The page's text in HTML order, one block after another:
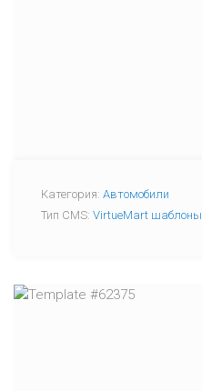
Категория: Автомобили
Тип CMS: VirtueMart шаблоны